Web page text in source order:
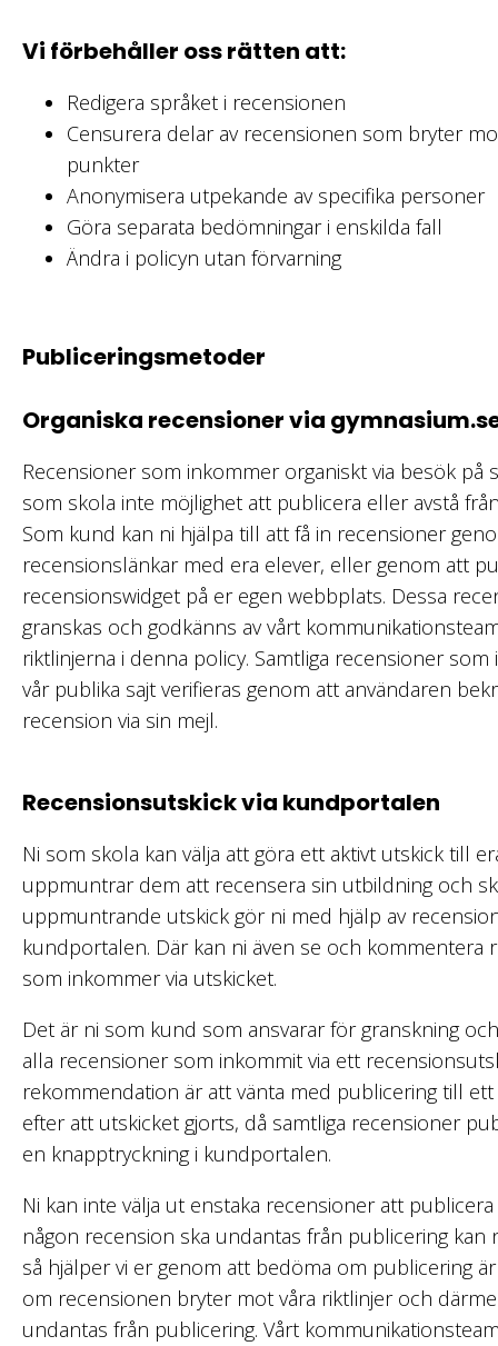
Vi förbehåller oss rätten att:
Redigera språket i recensionen
Censurera delar av recensionen som bryter
punkter
Anonymisera utpekande av specifika personer
Göra separata bedömningar i enskilda fall
Ändra i policyn utan förvarning
Publiceringsmetoder
Organiska recensioner via
Recensioner som inkommer organiskt via besök på
som skola inte möjlighet att publicera eller avstå
Som kund kan ni hjälpa till att få in recensioner
recensionslänkar med era elever, eller genom att
recensionswidget på er egen webbplats. Dessa
granskas och godkänns av vårt
riktlinjerna i denna policy. Samtliga recensioner
vår publika sajt verifieras genom att användaren
recension via sin mejl.
Recensionsutskick via kundportalen
Ni som skola kan välja att göra ett aktivt utskick till
uppmuntrar dem att recensera sin utbildning och
uppmuntrande utskick gör ni med hjälp av
kundportalen. Där kan ni även se och kommentera
som inkommer via utskicket.
Det är ni som kund som ansvarar för granskning
alla recensioner som inkommit via ett
rekommendation är att vänta med publicering till
efter att utskicket gjorts, då samtliga recensioner
en knapptryckning i kundportalen.
Ni kan inte välja ut enstaka recensioner att
någon recension ska undantas från publicering kan
så hjälper vi er genom att bedöma om publicering
om recensionen bryter mot våra riktlinjer och
undantas från publicering. Vårt